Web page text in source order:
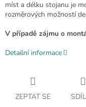
míst a délku stojanu je
rozměrových možností
V případě zájmu o
Detailní informace
ZEPTAT SE